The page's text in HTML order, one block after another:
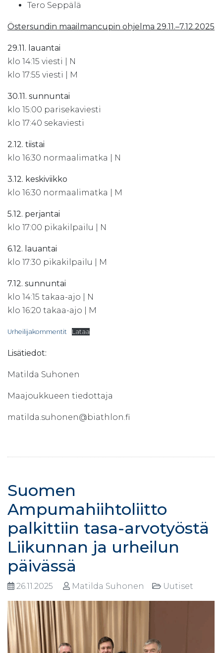
Tero Seppälä
Östersundin maailmancupin ohjelma 29.11.–7.12.2025
29.11. lauantai
klo 14:15 viesti | N
klo 17:55 viesti | M
30.11. sunnuntai
klo 15:00 parisekaviesti
klo 17:40 sekaviesti
2.12. tiistai
klo 16:30 normaalimatka | N
3.12. keskiviikko
klo 16:30 normaalimatka | M
5.12. perjantai
klo 17:00 pikakilpailu | N
6.12. lauantai
klo 17:30 pikakilpailu | M
7.12. sunnuntai
klo 14:15 takaa-ajo | N
klo 16:20 takaa-ajo | M
Urheilijakommentit Lataa
Lisätiedot:
Matilda Suhonen
Maajoukkueen tiedottaja
matilda.suhonen@biathlon.fi
Suomen
Ampumahiihtoliitto
palkittiin tasa-arvotyöstä
Liikunnan ja urheilun
päivässä
26.11.2025 Matilda Suhonen Uutiset